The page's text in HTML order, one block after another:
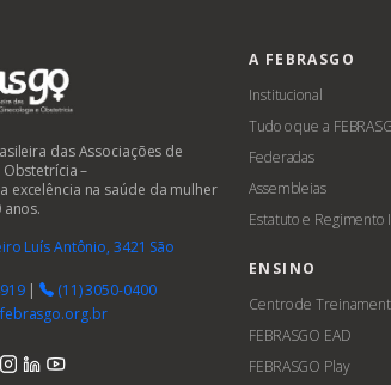
das Associações de
–
excelência na saúde da mulher
anos.
Luís Antônio, 3421 São
|
(11) 3050-0400
A FEBRASGO
Institucional
Tudo o que a
Federadas
Assembleias
Estatuto e Regimento
ENSINO
Centro de
FEBRASGO EAD
FEBRASGO Play